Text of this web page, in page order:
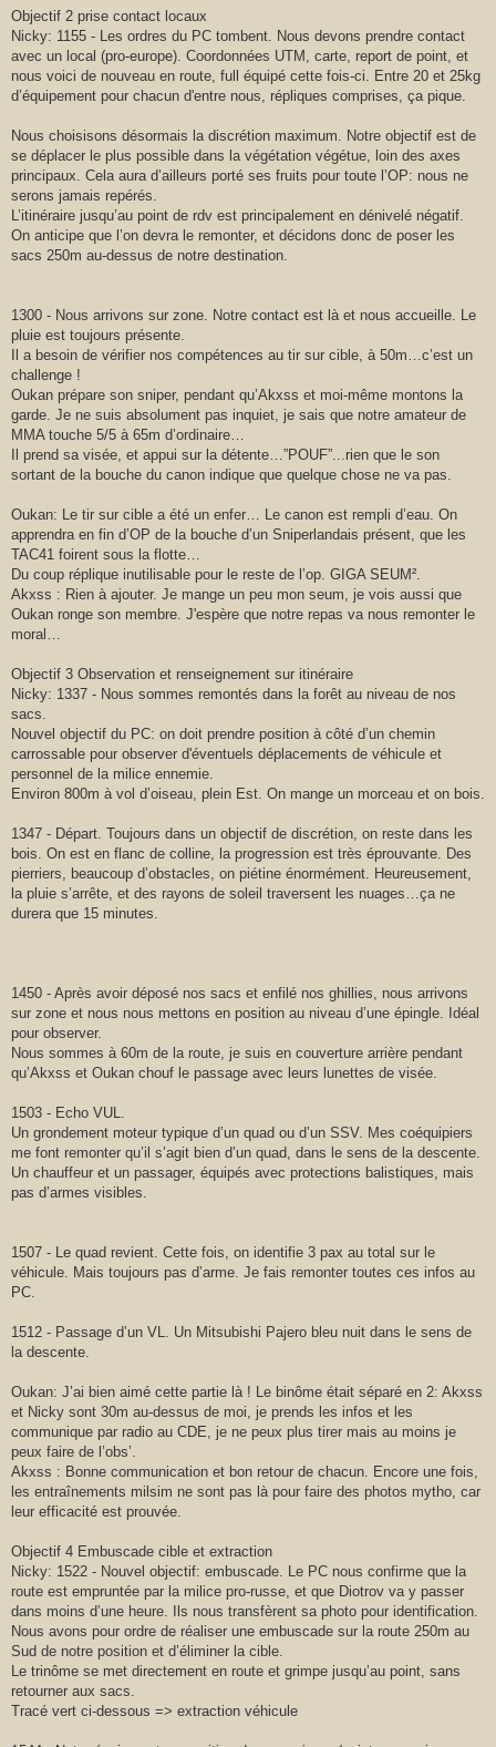
Objectif 2 prise contact locaux
Nicky: 1155 - Les ordres du PC tombent. Nous devons prendre contact
avec un local (pro-europe). Coordonnées UTM, carte, report de point, et
nous voici de nouveau en route, full équipé cette fois-ci. Entre 20 et 25kg
d’équipement pour chacun d'entre nous, répliques comprises, ça pique.
Nous choisisons désormais la discrétion maximum. Notre objectif est de
se déplacer le plus possible dans la végétation végétue, loin des axes
principaux. Cela aura d’ailleurs porté ses fruits pour toute l’OP: nous ne
serons jamais repérés.
L’itinéraire jusqu’au point de rdv est principalement en dénivelé négatif.
On anticipe que l’on devra le remonter, et décidons donc de poser les
sacs 250m au-dessus de notre destination.
1300 - Nous arrivons sur zone. Notre contact est là et nous accueille. Le
pluie est toujours présente.
Il a besoin de vérifier nos compétences au tir sur cible, à 50m…c’est un
challenge !
Oukan prépare son sniper, pendant qu’Akxss et moi-même montons la
garde. Je ne suis absolument pas inquiet, je sais que notre amateur de
MMA touche 5/5 à 65m d’ordinaire…
Il prend sa visée, et appui sur la détente…”POUF”...rien que le son
sortant de la bouche du canon indique que quelque chose ne va pas.
Oukan: Le tir sur cible a été un enfer… Le canon est rempli d’eau. On
apprendra en fin d’OP de la bouche d’un Sniperlandais présent, que les
TAC41 foirent sous la flotte…
Du coup réplique inutilisable pour le reste de l’op. GIGA SEUM².
Akxss : Rien à ajouter. Je mange un peu mon seum, je vois aussi que
Oukan ronge son membre. J'espère que notre repas va nous remonter le
moral…
Objectif 3 Observation et renseignement sur itinéraire
Nicky: 1337 - Nous sommes remontés dans la forêt au niveau de nos
sacs.
Nouvel objectif du PC: on doit prendre position à côté d’un chemin
carrossable pour observer d'éventuels déplacements de véhicule et
personnel de la milice ennemie.
Environ 800m à vol d’oiseau, plein Est. On mange un morceau et on bois.
1347 - Départ. Toujours dans un objectif de discrétion, on reste dans les
bois. On est en flanc de colline, la progression est très éprouvante. Des
pierriers, beaucoup d’obstacles, on piétine énormément. Heureusement,
la pluie s’arrête, et des rayons de soleil traversent les nuages…ça ne
durera que 15 minutes.
1450 - Après avoir déposé nos sacs et enfilé nos ghillies, nous arrivons
sur zone et nous nous mettons en position au niveau d’une épingle. Idéal
pour observer.
Nous sommes à 60m de la route, je suis en couverture arrière pendant
qu’Akxss et Oukan chouf le passage avec leurs lunettes de visée.
1503 - Echo VUL.
Un grondement moteur typique d’un quad ou d’un SSV. Mes coéquipiers
me font remonter qu’il s’agit bien d’un quad, dans le sens de la descente.
Un chauffeur et un passager, équipés avec protections balistiques, mais
pas d’armes visibles.
1507 - Le quad revient. Cette fois, on identifie 3 pax au total sur le
véhicule. Mais toujours pas d’arme. Je fais remonter toutes ces infos au
PC.
1512 - Passage d’un VL. Un Mitsubishi Pajero bleu nuit dans le sens de
la descente.
Oukan: J’ai bien aimé cette partie là ! Le binôme était séparé en 2: Akxss
et Nicky sont 30m au-dessus de moi, je prends les infos et les
communique par radio au CDE, je ne peux plus tirer mais au moins je
peux faire de l’obs’.
Akxss : Bonne communication et bon retour de chacun. Encore une fois,
les entraînements milsim ne sont pas là pour faire des photos mytho, car
leur efficacité est prouvée.
Objectif 4 Embuscade cible et extraction
Nicky: 1522 - Nouvel objectif: embuscade. Le PC nous confirme que la
route est empruntée par la milice pro-russe, et que Diotrov va y passer
dans moins d’une heure. Ils nous transfèrent sa photo pour identification.
Nous avons pour ordre de réaliser une embuscade sur la route 250m au
Sud de notre position et d’éliminer la cible.
Le trinôme se met directement en route et grimpe jusqu’au point, sans
retourner aux sacs.
Tracé vert ci-dessous => extraction véhicule